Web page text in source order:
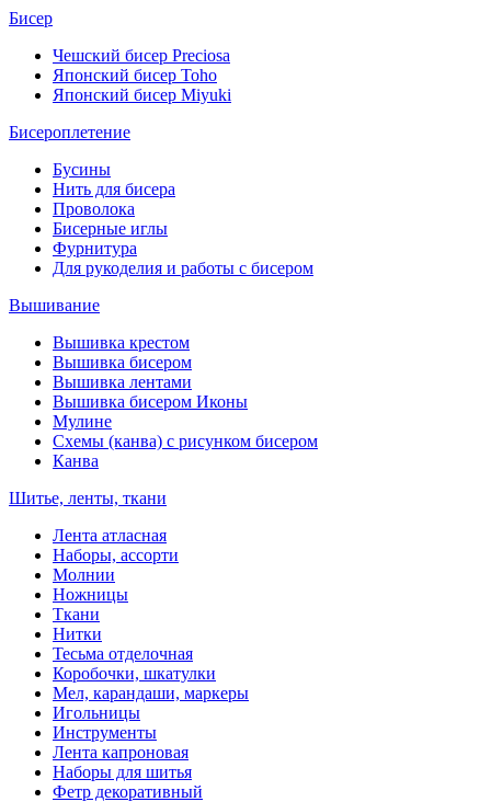
Бисер
Чешский бисер Preciosa
Японский бисер Toho
Японский бисер Miyuki
Бисероплетение
Бусины
Нить для бисера
Проволока
Бисерные иглы
Фурнитура
Для рукоделия и работы с бисером
Вышивание
Вышивка крестом
Вышивка бисером
Вышивка лентами
Вышивка бисером Иконы
Мулине
Схемы (канва) с рисунком бисером
Канва
Шитье, ленты, ткани
Лента атласная
Наборы, ассорти
Молнии
Ножницы
Ткани
Нитки
Тесьма отделочная
Коробочки, шкатулки
Мел, карандаши, маркеры
Игольницы
Инструменты
Лента капроновая
Наборы для шитья
Фетр декоративный